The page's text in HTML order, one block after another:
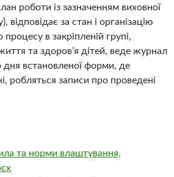
роботи із зазначенням виховної
відповідає за стан і організацію
в закріпленій групі,
та здоров’я дітей, веде журнал
встановленої форми, де
робляться записи про проведені
та норми влаштування,